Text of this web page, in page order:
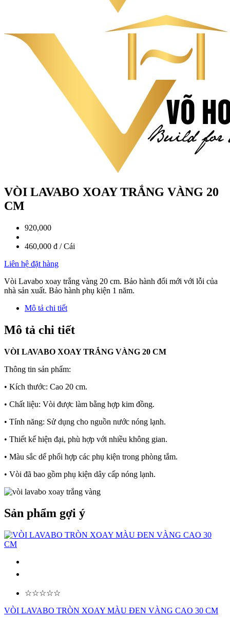
VÒI LAVABO XOAY TRẮNG VÀNG 20
CM
920,000
460,000 đ / Cái
Liên hệ đặt hàng
Vòi Lavabo xoay trắng vàng 20 cm. Bảo hành đổi mới với lỗi của
nhà sản xuất. Bảo hành phụ kiện 1 năm.
Mô tả chi tiết
Mô tả chi tiết
VÒI LAVABO XOAY TRẮNG VÀNG 20 CM
Thông tin sản phẩm:
• Kích thước: Cao 20 cm.
• Chất liệu: Vòi được làm bằng hợp kim đồng.
• Tính năng: Sử dụng cho nguồn nước nóng lạnh.
• Thiết kế hiện đại, phù hợp với nhiều không gian.
• Màu sắc dể phối hợp các phụ kiện trong phòng tắm.
• Vòi đã bao gồm phụ kiện dây cấp nóng lạnh.
Sản phẩm gợi ý
☆☆☆☆☆
VÒI LAVABO TRÒN XOAY MÀU ĐEN VÀNG CAO 30 CM